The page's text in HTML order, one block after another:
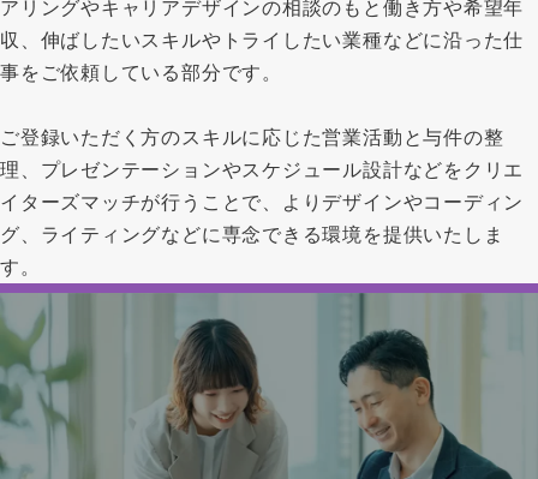
アリングやキャリアデザインの相談のもと働き方や希望年
収、伸ばしたいスキルやトライしたい業種などに沿った仕
事をご依頼している部分です。
ご登録いただく方のスキルに応じた営業活動と与件の整
理、プレゼンテーションやスケジュール設計などをクリエ
イターズマッチが行うことで、よりデザインやコーディン
グ、ライティングなどに専念できる環境を提供いたしま
す。